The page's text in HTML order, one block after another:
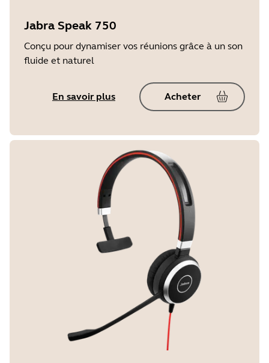
Jabra Speak 750
Conçu pour dynamiser vos réunions grâce à un son
fluide et naturel
En savoir plus Acheter